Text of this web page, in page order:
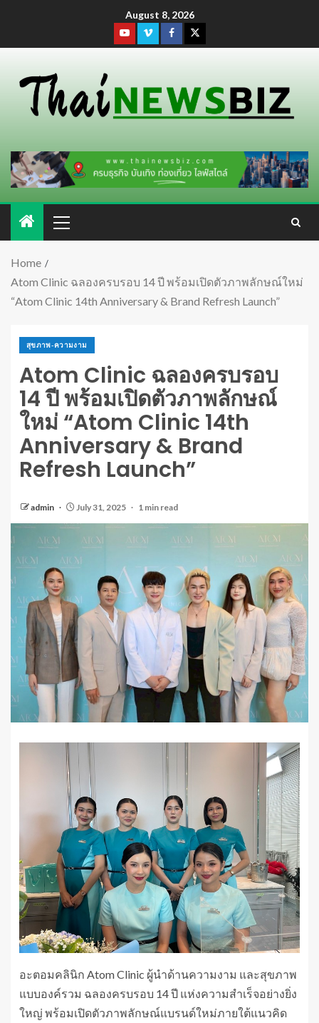
August 8, 2026
Home
Atom Clinic ฉลองครบรอบ 14 ปี พร้อมเปิดตัวภาพลักษณ์ใหม่
“Atom Clinic 14th Anniversary & Brand Refresh Launch”
สุขภาพ-ความงาม
Atom Clinic ฉลองครบรอบ
14 ปี พร้อมเปิดตัวภาพลักษณ์
ใหม่ “Atom Clinic 14th
Anniversary & Brand
Refresh Launch”
admin July 31, 2025 1 min read
อะตอมคลินิก Atom Clinic ผู้นำด้านความงาม และสุขภาพ
แบบองค์รวม ฉลองครบรอบ 14 ปี แห่งความสำเร็จอย่างยิ่ง
ใหญ่ พร้อมเปิดตัวภาพลักษณ์แบรนด์ใหม่ภายใต้แนวคิด